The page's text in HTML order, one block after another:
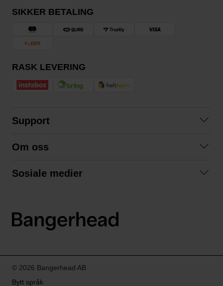
SIKKER BETALING
RASK LEVERING
Support
Kjøpsvilkår
Om oss
Sosiale medier
LinkedIn
© 2026 Bangerhead AB
Bytt språk